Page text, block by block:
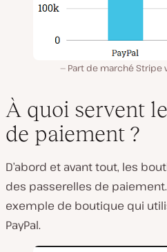
Part de marché Stripe
À quoi servent
de paiement ?
D’abord et avant tout, les
des passerelles de
exemple de boutique qui
PayPal.